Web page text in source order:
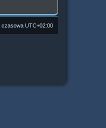
czasowa UTC+02:00